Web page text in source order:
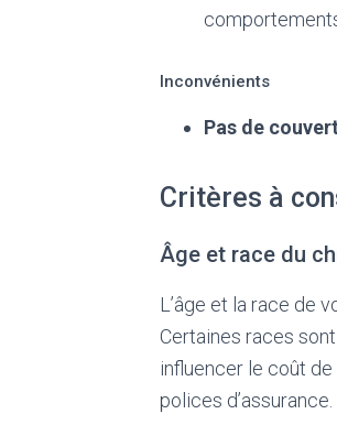
Inconvénients
Pas de
Critères à
Âge et race du
L’âge et la race de
Certaines races
influencer le coût
polices d’assurance.